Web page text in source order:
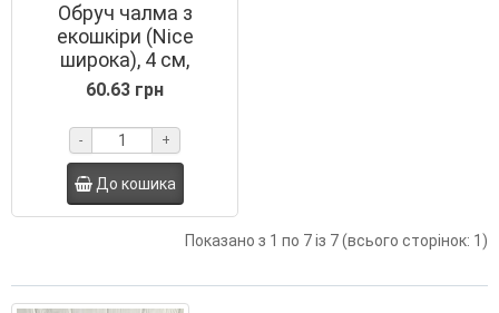
Обруч чалма з
екошкіри (Nice
широка), 4 см,
шоколадний, шт.
60.63 грн
- +
До кошика
Показано з 1 по 7 із 7 (всього сторінок: 1)